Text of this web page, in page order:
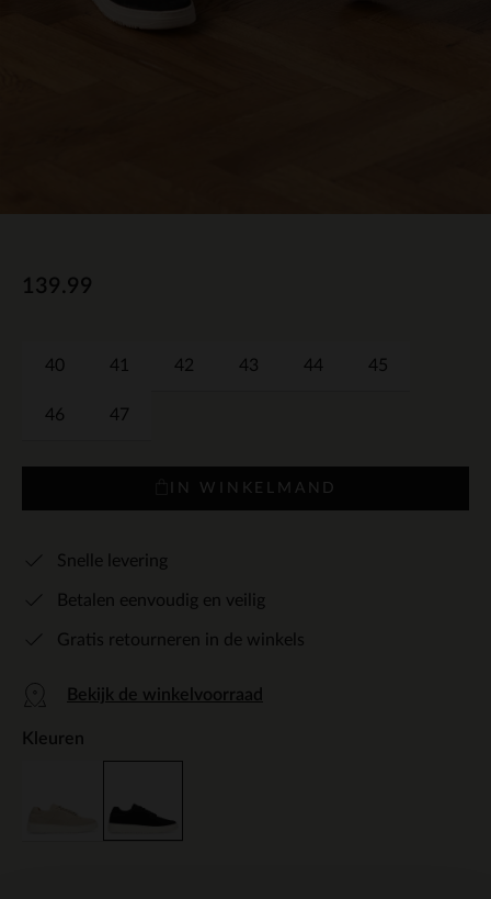
139.99
40 41 42 43 44 45
46 47
IN WINKELMAND
Snelle levering
Betalen eenvoudig en veilig
Gratis retourneren in de winkels
Bekijk de winkelvoorraad
Kleuren